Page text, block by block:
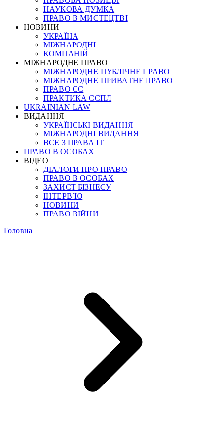
НАУКОВА ДУМКА
ПРАВО В МИСТЕЦТВІ
НОВИНИ
УКРАЇНА
МІЖНАРОДНІ
КОМПАНІЙ
МІЖНАРОДНЕ ПРАВО
МІЖНАРОДНЕ ПУБЛІЧНЕ ПРАВО
МІЖНАРОДНЕ ПРИВАТНЕ ПРАВО
ПРАВО ЄС
ПРАКТИКА ЄСПЛ
UKRAINIAN LAW
ВИДАННЯ
УКРАЇНСЬКІ ВИДАННЯ
МІЖНАРОДНІ ВИДАННЯ
ВСЕ З ПРАВА ІТ
ПРАВО В ОСОБАХ
ВІДЕО
ДІАЛОГИ ПРО ПРАВО
ПРАВО В ОСОБАХ
ЗАХИСТ БІЗНЕСУ
ІНТЕРВ`Ю
НОВИНИ
ПРАВО ВІЙНИ
Головна